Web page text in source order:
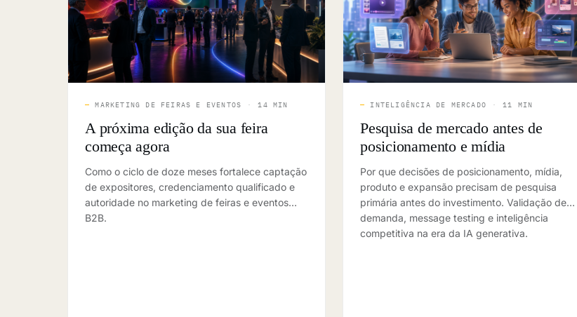
—MARKETING DE FEIRAS E EVENTOS · 14 MIN
A próxima edição da sua feira
começa agora
Como o ciclo de doze meses fortalece captação
de expositores, credenciamento qualificado e
autoridade no marketing de feiras e eventos
B2B.
— INTELIGÊNCIA DE MERCADO · 11 MIN
Pesquisa de mercado antes de
posicionamento e mídia
Por que decisões de posicionamento, mídia,
produto e expansão precisam de pesquisa
primária antes do investimento. Validação de
demanda, message testing e inteligência
competitiva na era da IA generativa.